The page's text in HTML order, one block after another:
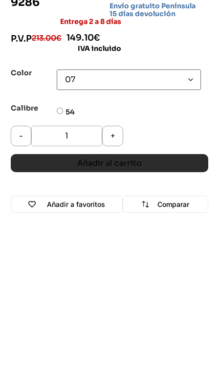
Envío gratuito Península
15 días devolución
Entrega 2 a 8 días
P.V.P213.00€ 149.10€
IVA incluido
Color
Calibre 54
- +
Añadir al carrito
Añadir a favoritos Comparar